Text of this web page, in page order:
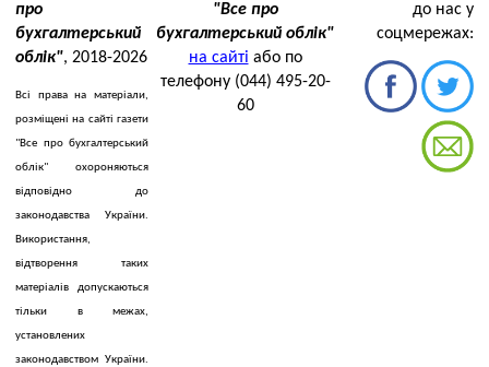
про
бухгалтерський
облік", 2018-2026
Всі права на матеріали,
розміщені на сайті газети
"Все про бухгалтерський
облік" охороняються
відповідно до
законодавства України.
Використання,
відтворення таких
матеріалів допускаються
тільки в межах,
установлених
законодавством України.
"Все про
бухгалтерський облік"
на сайті або по
телефону (044) 495-20-
60
до нас у
соцмережах: